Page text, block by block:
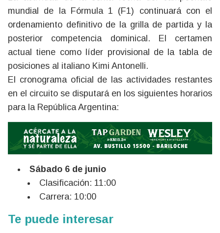
mundial de la Fórmula 1 (F1) continuará con el
ordenamiento definitivo de la grilla de partida y la
posterior competencia dominical. El certamen
actual tiene como líder provisional de la tabla de
posiciones al italiano Kimi Antonelli.
El cronograma oficial de las actividades restantes
en el circuito se disputará en los siguientes horarios
para la República Argentina:
Sábado 6 de junio
Clasificación: 11:00
Carrera: 10:00
Te puede interesar